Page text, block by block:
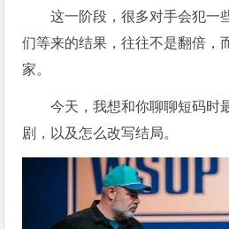
这一阶段，很多对手会犯一
们等来的结果，往往不是翻倍，
家。
今天，我想和你聊聊短码时
剧，以及怎么改写结局。